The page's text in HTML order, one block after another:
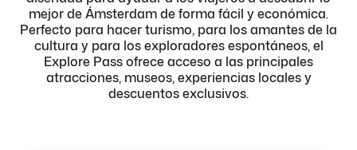
mejor de Ámsterdam de forma fácil y económica.
Perfecto para hacer turismo, para los amantes de la
cultura y para los exploradores espontáneos, el
Explore Pass ofrece acceso a las principales
atracciones, museos, experiencias locales y
descuentos exclusivos.